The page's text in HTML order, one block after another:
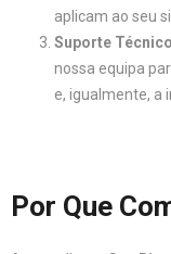
aplicam ao seu
Suporte Técnico
nossa equipa
e, igualmente, a
Por Que